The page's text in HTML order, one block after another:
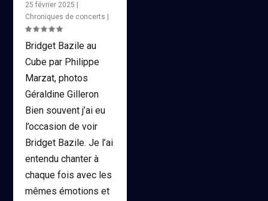
25 février 2025
Chroniques de concerts
Bridget Bazile au
Cube par Philippe
Marzat, photos
Géraldine Gilleron
Bien souvent j’ai eu
l’occasion de voir
Bridget Bazile. Je l’ai
entendu chanter à
chaque fois avec les
mêmes émotions et